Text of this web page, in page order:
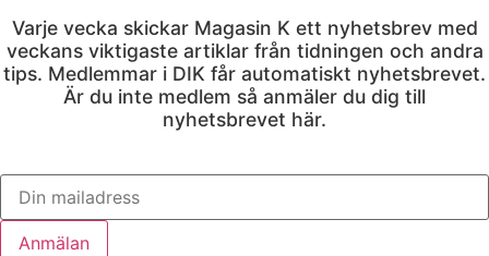
Varje vecka skickar Magasin K ett nyhetsbrev med
veckans viktigaste artiklar från tidningen och andra
tips. Medlemmar i DIK får automatiskt nyhetsbrevet.
Är du inte medlem så anmäler du dig till
nyhetsbrevet här.